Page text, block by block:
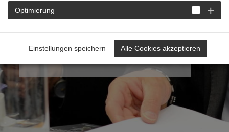
Meine
Kammergruppe
7: Stadt Mainz / Landkreis Mainz-
Optimierung
Einstellungen speichern Alle Cookies akzeptieren